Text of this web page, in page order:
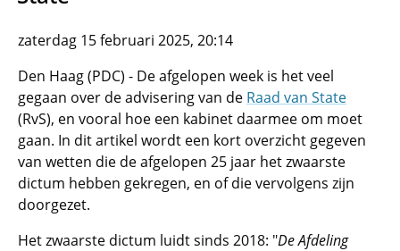
zaterdag 15 februari 2025, 20:14
Den Haag (PDC) - De afgelopen week is het veel
gegaan over de advisering van de Raad van State
(RvS), en vooral hoe een kabinet daarmee om moet
gaan. In dit artikel wordt een kort overzicht gegeven
van wetten die de afgelopen 25 jaar het zwaarste
dictum hebben gekregen, en of die vervolgens zijn
doorgezet.
Het zwaarste dictum luidt sinds 2018: "De Afdeling